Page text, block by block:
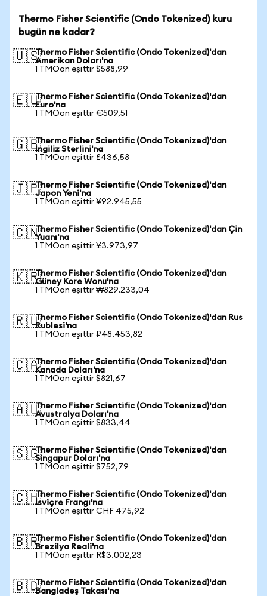
Thermo Fisher Scientific (Ondo Tokenized) kuru
bugün ne kadar?
🇺🇸Thermo Fisher Scientific (Ondo Tokenized)'dan
Amerikan Doları'na
1 TMOon eşittir $588,99
🇪🇺Thermo Fisher Scientific (Ondo Tokenized)'dan
Euro'na
1 TMOon eşittir €509,51
🇬🇧Thermo Fisher Scientific (Ondo Tokenized)'dan
İngiliz Sterlini'na
1 TMOon eşittir £436,58
🇯🇵Thermo Fisher Scientific (Ondo Tokenized)'dan
Japon Yeni'na
1 TMOon eşittir ¥92.945,55
🇨🇳Thermo Fisher Scientific (Ondo Tokenized)'dan Çin
Yuanı'na
1 TMOon eşittir ¥3.973,97
🇰🇷Thermo Fisher Scientific (Ondo Tokenized)'dan
Güney Kore Wonu'na
1 TMOon eşittir ₩829.233,04
🇷🇺Thermo Fisher Scientific (Ondo Tokenized)'dan Rus
Rublesi'na
1 TMOon eşittir ₽48.453,82
🇨🇦Thermo Fisher Scientific (Ondo Tokenized)'dan
Kanada Doları'na
1 TMOon eşittir $821,67
🇦🇺Thermo Fisher Scientific (Ondo Tokenized)'dan
Avustralya Doları'na
1 TMOon eşittir $833,44
🇸🇬Thermo Fisher Scientific (Ondo Tokenized)'dan
Singapur Doları'na
1 TMOon eşittir $752,79
🇨🇭Thermo Fisher Scientific (Ondo Tokenized)'dan
İsviçre Frangı'na
1 TMOon eşittir CHF 475,92
🇧🇷Thermo Fisher Scientific (Ondo Tokenized)'dan
Brezilya Reali'na
1 TMOon eşittir R$3.002,23
🇧🇩Thermo Fisher Scientific (Ondo Tokenized)'dan
Bangladeş Takası'na